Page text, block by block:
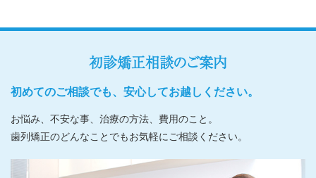
初診矯正相談のご案内
初めてのご相談でも、安心してお越しください。
お悩み、不安な事、治療の方法、費用のこと。
歯列矯正のどんなことでもお気軽にご相談ください。